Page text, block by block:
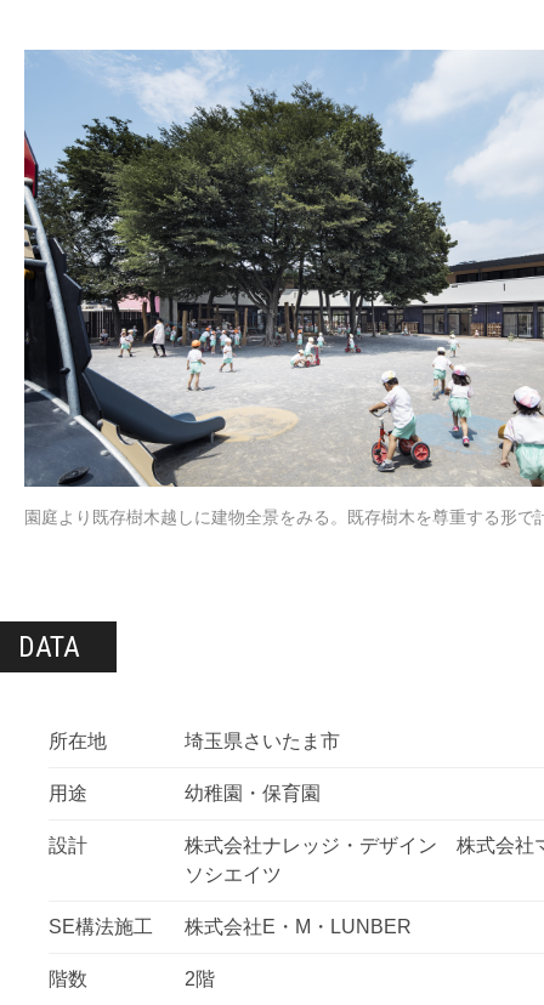
園庭より既存樹木越しに建物全景をみる。既存樹木を尊重する形で
DATA
所在地 埼玉県さいたま市
用途 幼稚園・保育園
設計
株式会社ナレッジ・デザイン 株式会社
ソシエイツ
SE構法施工 株式会社E・M・LUNBER
階数 2階